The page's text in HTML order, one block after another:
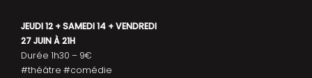
JEUDI 12 + SAMEDI 14 + VENDREDI
27 JUIN À 21H
Durée 1h30 – 9€
#théâtre #comédie